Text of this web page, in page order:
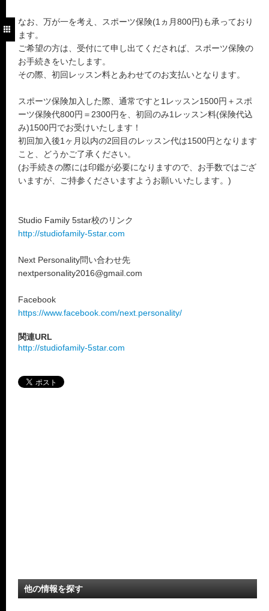
なお、万が一を考え、スポーツ保険(1ヵ月800円)も承っており
ます。
ご希望の方は、受付にて申し出てくだされば、スポーツ保険の
お手続きをいたします。
その際、初回レッスン料とあわせてのお支払いとなります。
スポーツ保険加入した際、通常ですと1レッスン1500円＋スポ
ーツ保険代800円＝2300円を、初回のみ1レッスン料(保険代込
み)1500円でお受けいたします！
初回加入後1ヶ月以内の2回目のレッスン代は1500円となります
こと、どうかご了承ください。
(お手続きの際には印鑑が必要になりますので、お手数ではござ
いますが、ご持参くださいますようお願いいたします。)
Studio Family 5star校のリンク
http://studiofamily-5star.com
Next Personality問い合わせ先
nextpersonality2016@gmail.com
Facebook
https://www.facebook.com/next.personality/
関連URL
http://studiofamily-5star.com
他の情報を探す